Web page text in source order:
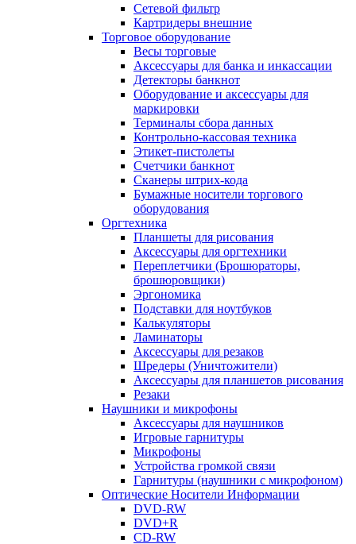
Сетевой фильтр
Картридеры внешние
Торговое оборудование
Весы торговые
Аксессуары для банка и инкассации
Детекторы банкнот
Оборудование и аксессуары для
маркировки
Терминалы сбора данных
Контрольно-кассовая техника
Этикет-пистолеты
Счетчики банкнот
Сканеры штрих-кода
Бумажные носители торгового
оборудования
Оргтехника
Планшеты для рисования
Аксессуары для оргтехники
Переплетчики (Брошюраторы,
брошюровщики)
Эргономика
Подставки для ноутбуков
Калькуляторы
Ламинаторы
Аксессуары для резаков
Шредеры (Уничтожители)
Аксессуары для планшетов рисования
Резаки
Наушники и микрофоны
Аксессуары для наушников
Игровые гарнитуры
Микрофоны
Устройства громкой связи
Гарнитуры (наушники с микрофоном)
Оптические Носители Информации
DVD-RW
DVD+R
CD-RW